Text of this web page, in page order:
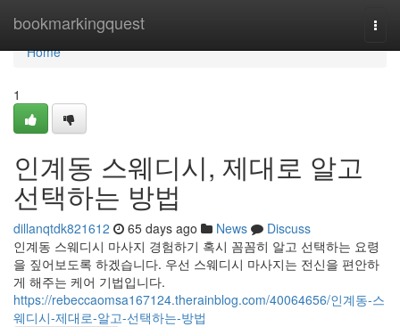
bookmarkingquest
Home
Home
1
인계동 스웨디시, 제대로 알고
선택하는 방법
dillanqtdk821612 65 days ago News
Discuss
인계동 스웨디시 마사지 경험하기 혹시 꼼꼼히 알고 선택하는 요령
을 짚어보도록 하겠습니다. 우선 스웨디시 마사지는 전신을 편안하
게 해주는 케어 기법입니다.
https://rebeccaomsa167124.therainblog.com/40064656/인계동-스
웨디시-제대로-알고-선택하는-방법